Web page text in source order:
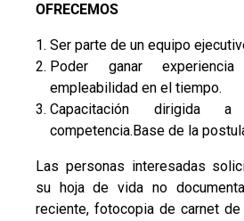
OFRECEMOS
Ser parte de un equipo
Poder ganar
empleabilidad en el tiempo.
Capacitación
competencia.Base de la
Las personas interesadas
su hoja de vida no
reciente, fotocopia de carnet